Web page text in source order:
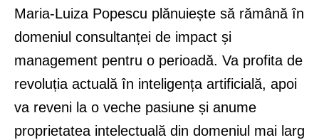
Maria-Luiza Popescu plănuiește să rămână în
domeniul consultanței de impact și
management pentru o perioadă. Va profita de
revoluția actuală în inteligența artificială, apoi
va reveni la o veche pasiune și anume
proprietatea intelectuală din domeniul mai larg